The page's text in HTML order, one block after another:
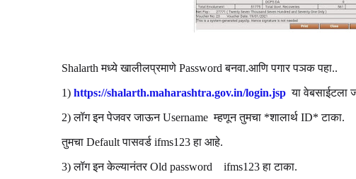
Shalarth मध्ये खालीलप्रमाणे Password बनवा.आणि पगार पञक पहा..
1) https://shalarth.maharashtra.gov.in/login.jsp या वेबसाईटला
2) लॉग इन पेजवर जाऊन Username म्हणून तुमचा *शालार्थ ID* टाका.
तुमचा Default पासवर्ड ifms123 हा आहे.
3) लॉग इन केल्यानंतर Old password ifms123 हा टाका.